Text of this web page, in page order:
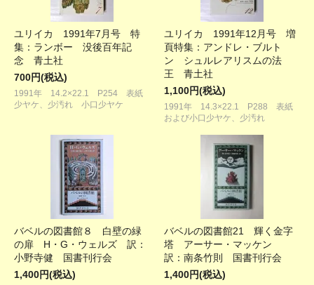
ユリイカ 1991年7月号 特
集：ランボー 没後百年記
念 青土社
700円(税込)
1991年 14.2×22.1 P254 表紙
少ヤケ、少汚れ 小口少ヤケ
ユリイカ 1991年12月号 増
頁特集：アンドレ・ブルト
ン シュルレアリスムの法
王 青土社
1,100円(税込)
1991年 14.3×22.1 P288 表紙
および小口少ヤケ、少汚れ
バベルの図書館８ 白壁の緑
の扉 H・G・ウェルズ 訳：
小野寺健 国書刊行会
1,400円(税込)
バベルの図書館21 輝く金字
塔 アーサー・マッケン
訳：南条竹則 国書刊行会
1,400円(税込)